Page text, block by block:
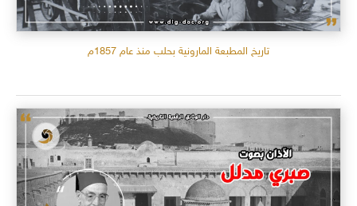
تاريخ المطبعة المارونية بحلب منذ عام 1857م